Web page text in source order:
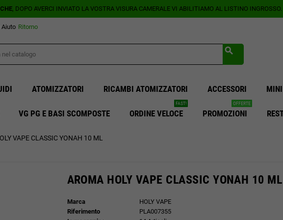
, DOPO AVERCI INVIATO LA VOSTRA VISURA CAMERALE VI ABILITIAMO AL LISTINO INGROSSO.
Aiuto Ritorno
search
ATOMIZZATORI RICAMBI ATOMIZZATORI ACCESSORI
VG PG E BASI SCOMPOSTE ORDINE VELOCE
FAST!
PROMOZIONI
OFFERTE
VAPE CLASSIC YONAH 10 ML
AROMA HOLY VAPE CLASSIC YONAH 10 ML
Marca
HOLY VAPE
Riferimento
PLA007355